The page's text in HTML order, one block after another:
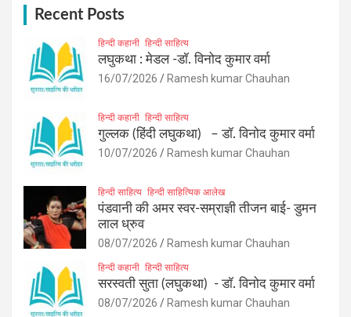
Recent Posts
हिन्दी कहानी हिन्दी साहित्य
लघुकथा : मेडल -डॉ. विनोद कुमार वर्मा
16/07/2026 Ramesh kumar Chauhan
हिन्दी कहानी हिन्दी साहित्य
गुल्लक (हिंदी लघुकथा) – डॉ. विनोद कुमार वर्मा
10/07/2026 Ramesh kumar Chauhan
हिन्दी साहित्य हिन्दी साहित्यिक आलेख
पंडवानी की अमर स्वर-सम्राज्ञी तीजन बाई- डुमन
लाल ध्रुव
08/07/2026 Ramesh kumar Chauhan
हिन्दी कहानी हिन्दी साहित्य
सरस्वती सुता (लघुकथा) ​- डॉ. विनोद कुमार वर्मा
08/07/2026 Ramesh kumar Chauhan